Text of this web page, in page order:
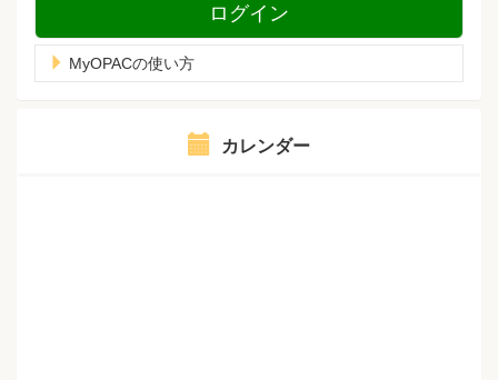
ログイン
MyOPACの使い方
カレンダー